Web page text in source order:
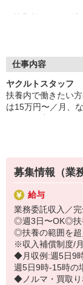
自分の住む街や
収入の面でもきっ
また勤務時間も短
家事・育児時間に
主婦・ママスタッ
仕事や子育てに
未経験の方も安心
仕事内容
ヤクルトスタッフ
扶養内で働きたい
は15万円〜／月、
扶養を外れたい！
9：00〜15：00の
・平日のみ。土日
・平日週3日〜OK
・WワークOK！
・活動曜日は希望
ヤクルトのお仕事
動します。
・収入補償制度あ
・年収130万円位
・ノルマ・商品買
募集情報（業
給与
業務委託収入／
◎週3日〜OK◎扶
◎扶養の範囲を超
※収入補償制度/
◆月収例:週5日9
週5日9時-15時の
◆ノルマ・買取り